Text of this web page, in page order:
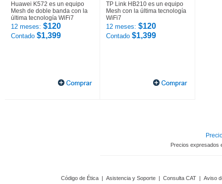
Huawei K572 es un equipo
Mesh de doble banda con la
última tecnología WiFi7
12 meses: $120
Contado $1,399
TP Link HB210 es un equipo
Mesh con la última tecnología
WiFi7
12 meses: $120
Contado $1,399
Precios expresados
Código de Ética | Asistencia y Soporte | Consulta CAT | Aviso